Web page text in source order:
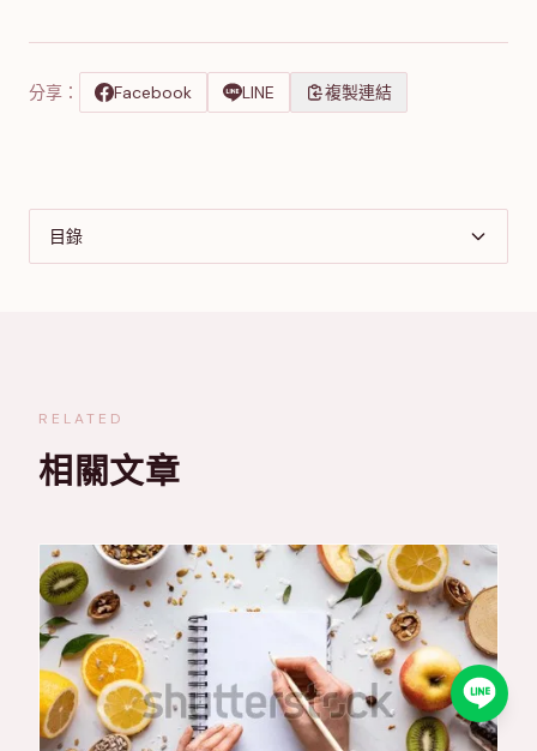
分享： Facebook LINE 複製連結
目錄
RELATED
相關文章